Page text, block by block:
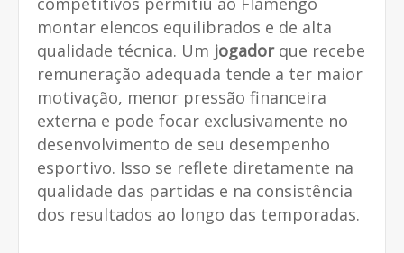
montar elencos equilibrados e de alta
qualidade técnica. Um jogadorque recebe
remuneração adequada tende a ter maior
motivação, menor pressão financeira
externa e pode focar exclusivamente no
desenvolvimento de seu desempenho
esportivo. Isso se reflete diretamente na
qualidade das partidas e na consistência
dos resultados ao longo das temporadas.